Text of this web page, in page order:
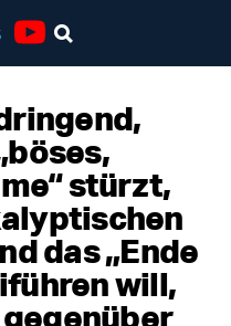
stürzt,
das „Ende
will,